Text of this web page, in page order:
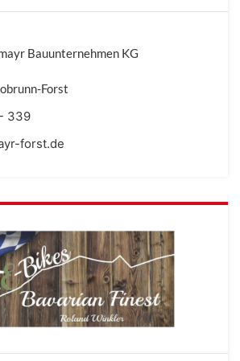
Bauunternehmen KG
Forst
339
forst.de